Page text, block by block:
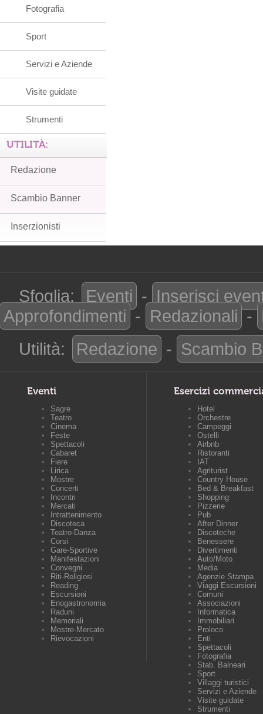
Fotografia
Sport
Servizi e Aziende
Visite guidate
Strumenti
UTILITÀ:
Redazione
Scambio Banner
Inserzionisti
Sfoglia: Eventi - Inserisci
Approfondimenti - Redazionali -
Utilità:
Redazione - Scambio
Eventi
Sagre
Teatro
Cinema
Feste
Spettacoli
Cabaret
Fiere
Lirica
Mostre
Concerti
Incontri
Mercati
Intrattenimento
Discoteca
Teatro-Danza
Corsi
Gare-Sportive
Manifestazioni
Convegni
Riti-Religiosi
Reading
Escursioni
Enogastronomia
Raduni
Memoriali
Mostre-Mercato
Rievocazioni
Esercizi
Hotel
Orchestre
Campeggi
Ostelli
Airbnb
Ristoranti
IAT
Agriturist
Country House
Bed & Breakfast
Shopping
Pizzerie
Pub
After Dinner
Discoteche
Benessere
Divertimenti
Auto/Moto
Media
Agenzie Stampa
Viaggi Escursioni
Comuni
Associazioni
Informatica
Immobiliari
Proloco
Enti
Spettacoli
Fotografia
Stab. Balneari
Sport
Villaggi turistici
Servizi e Aziende
Visite guidate
Strumenti